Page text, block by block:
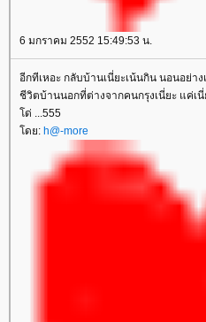
6 มกราคม 2552 15:49:53 น.
อีกทีเหอะ กลับบ้านเนี่ยะเน้นกิน นอนอย่าง
ชีวิตบ้านนอกที่ต่างจากคนกรุงเนี่ยะ แค่เนี่
ด่ ...555
ดย: h@-more